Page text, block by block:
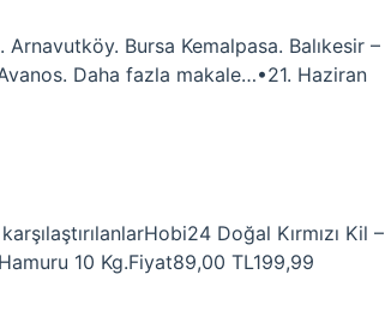
Bursa Kemalpasa. Balıkesir –
Daha fazla makale…•21. Haziran
Doğal Kırmızı Kil –
10 Kg.Fiyat89,00 TL199,99